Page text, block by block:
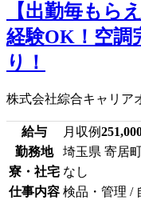
【出勤毎もら
経験OK！空調
り！
株式会社綜合キャリア
給与 月収例
勤務地
埼玉県 寄居
寮・社宅 なし
仕事内容 検品・管理 /